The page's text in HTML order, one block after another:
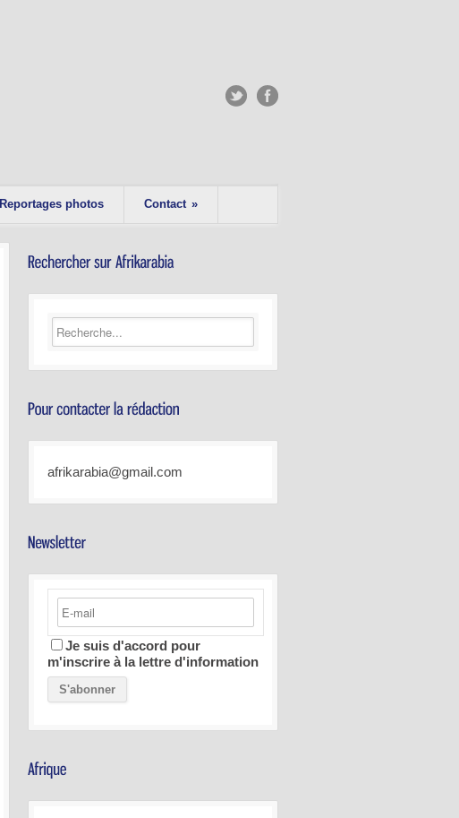
Reportages photos Contact »
afrikarabia@gmail.com
Je suis d'accord pour
m'inscrire à la lettre d'information